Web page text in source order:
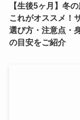
【生後5ヶ月】冬
これがオススメ！
選び方・注意点・
の目安をご紹介